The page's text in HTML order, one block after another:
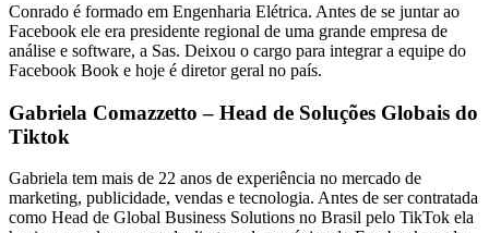
Conrado é formado em Engenharia Elétrica. Antes de se juntar ao
Facebook ele era presidente regional de uma grande empresa de
análise e software, a Sas. Deixou o cargo para integrar a equipe do
Facebook Book e hoje é diretor geral no país.
Gabriela Comazzetto – Head de Soluções Globais do
Tiktok
Gabriela tem mais de 22 anos de experiência no mercado de
marketing, publicidade, vendas e tecnologia. Antes de ser contratada
como Head de Global Business Solutions no Brasil pelo TikTok ela